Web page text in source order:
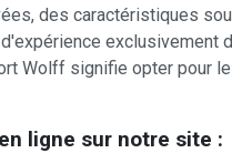
des caractéristiques
exclusivement
Wolff signifie opter pour
ligne sur notre site :